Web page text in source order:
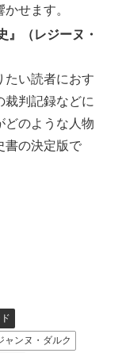
せます。
』（レジーヌ・
たい読者におす
裁判記録などに
どのような人物
書の決定版で
ャンヌ・ダルク